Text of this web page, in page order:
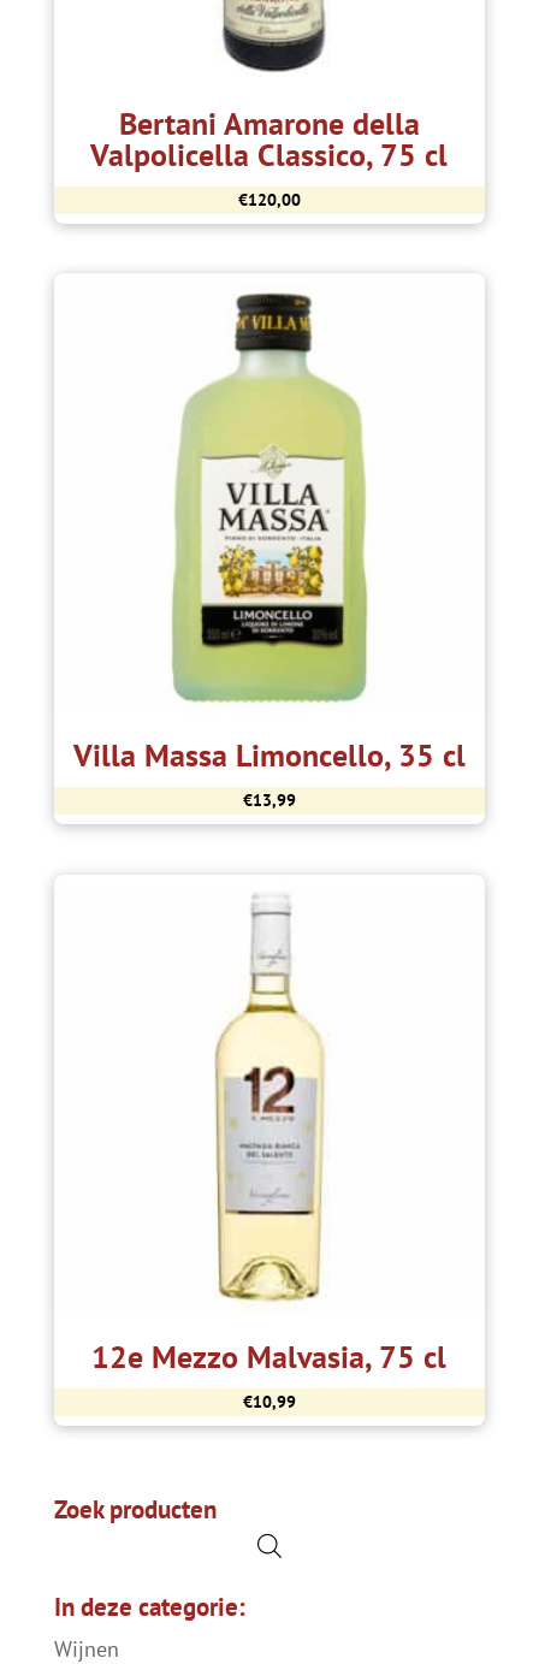
Bertani Amarone della
Valpolicella Classico, 75 cl
€120,00
Villa Massa Limoncello, 35 cl
€13,99
12e Mezzo Malvasia, 75 cl
€10,99
Zoek producten
In deze categorie:
Wijnen